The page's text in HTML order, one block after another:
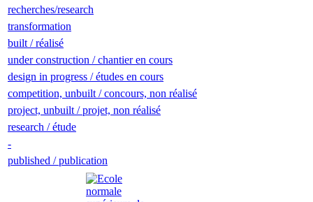
recherches/research
transformation
built / réalisé
under construction / chantier en cours
design in progress / études en cours
competition, unbuilt / concours, non réalisé
project, unbuilt / projet, non réalisé
research / étude
-
published / publication